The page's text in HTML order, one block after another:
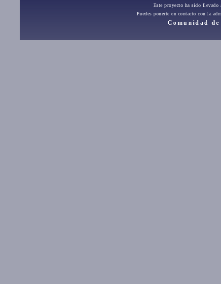
Este proyecto ha sido
Puedes ponerte en contacto con la
Comunidad